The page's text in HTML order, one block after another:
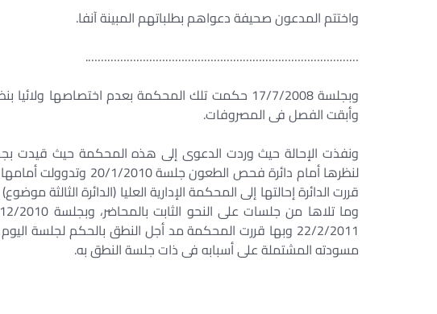
واختتم المدعون صحيفة دعواهم بطلباتهم المبينة آنفا.
………………………………………………………………………….
وبجلسة 17/7/2008 حكمت تلك المحكمة بعدم اختصاصها
وأبقت الفصل فى المصروفات.
22/2/2011 وبها قررت المحكمة مد أجل النطق بالحكم لجلسة
مسودته المشتملة على أسبابه فى ذات جلسة النطق به.